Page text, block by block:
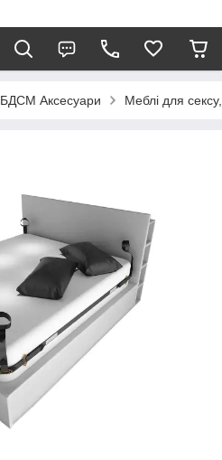
БДСМ Аксесуари Меблі для